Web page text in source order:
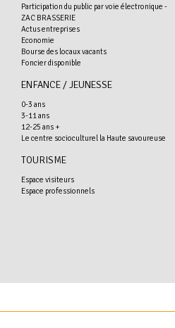
Participation du public par voie électronique -
ZAC BRASSERIE
Actus entreprises
Economie
Bourse des locaux vacants
Foncier disponible
ENFANCE / JEUNESSE
0-3 ans
3-11 ans
12-25 ans +
Le centre socioculturel la Haute savoureuse
TOURISME
Espace visiteurs
Espace professionnels